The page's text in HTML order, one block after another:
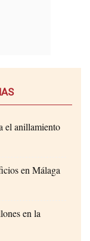
el anillamiento
en Málaga
en la